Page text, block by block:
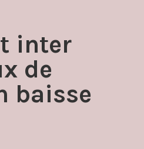
inter
de
baisse